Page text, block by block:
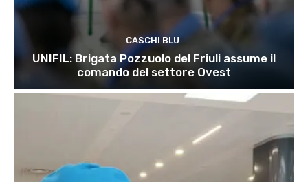
CASCHI BLU
UNIFIL: Brigata Pozzuolo del Friuli assume il
comando del settore Ovest